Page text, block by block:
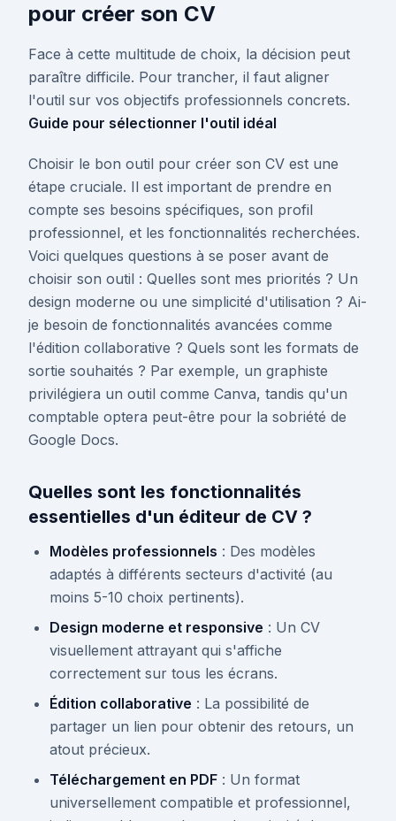
pour créer son CV
Face à cette multitude de choix, la décision peut
paraître difficile. Pour trancher, il faut aligner
l'outil sur vos objectifs professionnels concrets.
Guide pour sélectionner l'outil idéal
Choisir le bon outil pour créer son CV est une
étape cruciale. Il est important de prendre en
compte ses besoins spécifiques, son profil
professionnel, et les fonctionnalités recherchées.
Voici quelques questions à se poser avant de
choisir son outil : Quelles sont mes priorités ? Un
design moderne ou une simplicité d'utilisation ? Ai-
je besoin de fonctionnalités avancées comme
l'édition collaborative ? Quels sont les formats de
sortie souhaités ? Par exemple, un graphiste
privilégiera un outil comme Canva, tandis qu'un
comptable optera peut-être pour la sobriété de
Google Docs.
Quelles sont les fonctionnalités
essentielles d'un éditeur de CV ?
Modèles professionnels : Des modèles
adaptés à différents secteurs d'activité (au
moins 5-10 choix pertinents).
Design moderne et responsive : Un CV
visuellement attrayant qui s'affiche
correctement sur tous les écrans.
Édition collaborative : La possibilité de
partager un lien pour obtenir des retours, un
atout précieux.
Téléchargement en PDF : Un format
universellement compatible et professionnel,